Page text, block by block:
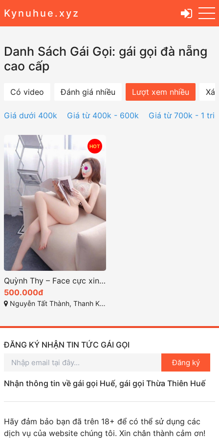
Kynuhue.xyz
Danh Sách Gái Gọi: gái gọi đà nẵng
cao cấp
Có video Đánh giá nhiều Lượt xem nhiều
Giá dưới 400k Giá từ 400k - 600k Giá từ 700k - 1
HOT
Quỳnh Thy – Face cực xinh, sang chảnh, da trắng, nhiệt tình chiêu khách – Chuẩn gái miền Tây tại Gái Gọi Đà Nẵng
500.000đ
Nguyễn Tất Thành, Thanh Khê, Đà Nẵng
ĐĂNG KÝ NHẬN TIN TỨC GÁI GỌI
Đăng ký
Nhận thông tin về gái gọi Huế, gái gọi Thừa Thiên Huế
Hãy đảm bảo bạn đã trên 18+ để có thể sử dụng các
dịch vụ của website chúng tôi. Xin chân thành cảm ơn!